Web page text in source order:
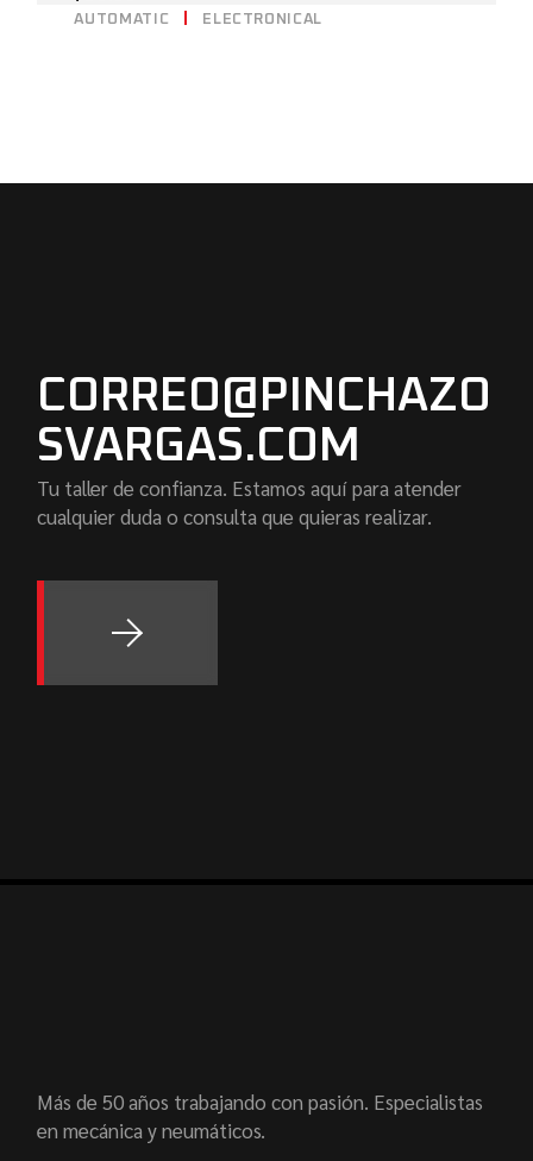
AUTOMATIC ELECTRONICAL
CORREO@PINCHAZO
SVARGAS.COM
Tu taller de confianza. Estamos aquí para atender
cualquier duda o consulta que quieras realizar.
Más de 50 años trabajando con pasión. Especialistas
en mecánica y neumáticos.